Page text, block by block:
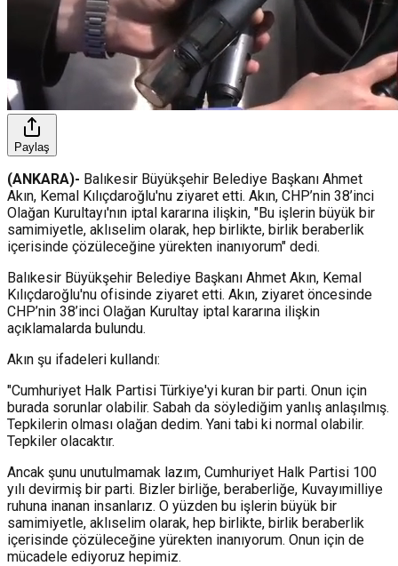
Paylaş
(ANKARA)- Balıkesir Büyükşehir Belediye Başkanı Ahmet
Akın, Kemal Kılıçdaroğlu'nu ziyaret etti. Akın, CHP’nin 38’inci
Olağan Kurultayı'nın iptal kararına ilişkin, "Bu işlerin büyük bir
samimiyetle, aklıselim olarak, hep birlikte, birlik beraberlik
içerisinde çözüleceğine yürekten inanıyorum" dedi.
Balıkesir Büyükşehir Belediye Başkanı Ahmet Akın, Kemal
Kılıçdaroğlu'nu ofisinde ziyaret etti. Akın, ziyaret öncesinde
CHP’nin 38’inci Olağan Kurultay iptal kararına ilişkin
açıklamalarda bulundu.
Akın şu ifadeleri kullandı:
"Cumhuriyet Halk Partisi Türkiye'yi kuran bir parti. Onun için
burada sorunlar olabilir. Sabah da söylediğim yanlış anlaşılmış.
Tepkilerin olması olağan dedim. Yani tabi ki normal olabilir.
Tepkiler olacaktır.
Ancak şunu unutulmamak lazım, Cumhuriyet Halk Partisi 100
yılı devirmiş bir parti. Bizler birliğe, beraberliğe, Kuvayımilliye
ruhuna inanan insanlarız. O yüzden bu işlerin büyük bir
samimiyetle, aklıselim olarak, hep birlikte, birlik beraberlik
içerisinde çözüleceğine yürekten inanıyorum. Onun için de
mücadele ediyoruz hepimiz.